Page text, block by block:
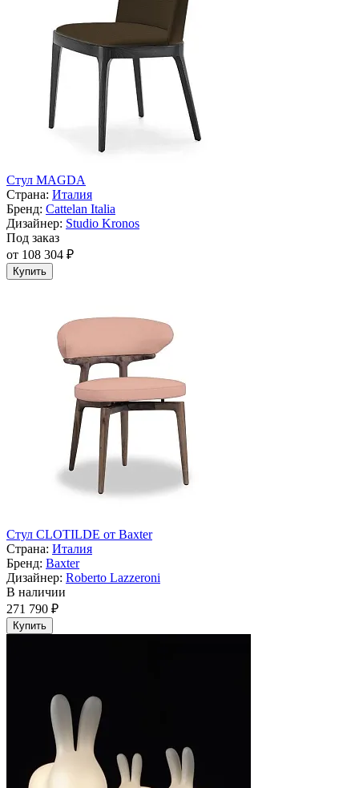
Стул MAGDA
Страна: Италия
Бренд: Cattelan Italia
Дизайнер: Studio Kronos
Под заказ
от 108 304 ₽
Купить
Стул CLOTILDE от Baxter
Страна: Италия
Бренд: Baxter
Дизайнер: Roberto Lazzeroni
В наличии
271 790 ₽
Купить